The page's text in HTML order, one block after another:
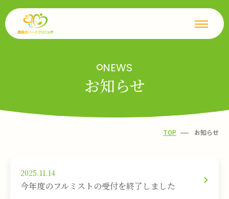
NEWS
お知らせ
TOP お知らせ
2025.11.14
今年度のフルミストの受付を終了しました